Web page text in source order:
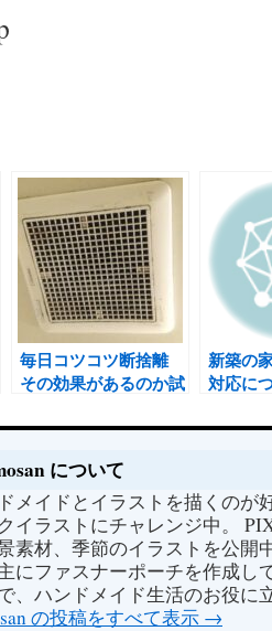
毎日コツコツ断捨離
その効果があるのか試
け！お風呂の換気扇の
新築の
対応に
どうす
について
メイドとイラストを描くのが
イラストにチャレンジ中。
素材、季節のイラストを公開
にファスナーポーチを作成し
、ハンドメイド生活のお役に
の投稿をすべて表示 →